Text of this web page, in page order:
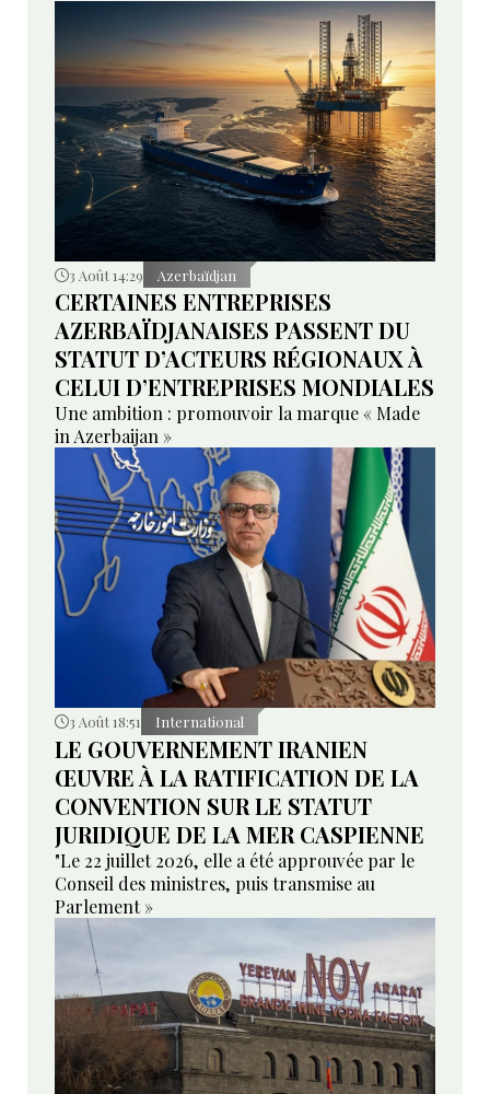
3 Août 14:29 Azerbaïdjan
CERTAINES ENTREPRISES
AZERBAÏDJANAISES PASSENT DU
STATUT D’ACTEURS RÉGIONAUX À
CELUI D’ENTREPRISES MONDIALES
Une ambition : promouvoir la marque « Made
in Azerbaijan »
3 Août 18:51 International
LE GOUVERNEMENT IRANIEN
ŒUVRE À LA RATIFICATION DE LA
CONVENTION SUR LE STATUT
JURIDIQUE DE LA MER CASPIENNE
"Le 22 juillet 2026, elle a été approuvée par le
Conseil des ministres, puis transmise au
Parlement »